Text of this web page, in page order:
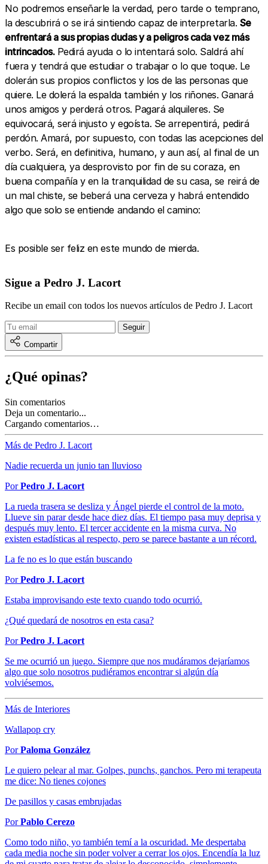
No podremos enseñarle la verdad, pero tarde o temprano,
la descubrirá o se irá sintiendo capaz de interpretarla. Se
enfrentará a sus propias dudas y a peligros cada vez más
intrincados.Pedirá ayuda o lo intentará solo. Saldrá ahí
fuera y tendrá que estudiar o trabajar o lo que toque. Le
dolerán sus propios conflictos y los de las personas que
quiere. Le dolerá la espalda también y los riñones. Ganará
unos amigos y perderá otros. Pagará alquileres. Se
equivocará, será injusto y egoísta. Se arrepentirá, pedirá
perdón. Amará, por supuesto, con todas las acepciones del
verbo. Será, en definitiva, humano, y aun así, al final de un
día cualquiera, ya desprovisto por fin de su coraza, en
buena compañía y en la tranquilidad de su casa, se reirá de
un mal chiste, se beberá una cerveza y habrá entendido
algo que solo se entiende andando el camino:
Es posible ser feliz en este mundo de mierda.
Sigue a Pedro J. Lacort
Recibe un email con todos los nuevos artículos de Pedro J. Lacort
Compartir
¿Qué opinas?
Sin comentarios
Deja un comentario...
Cargando comentarios…
Más de Pedro J. Lacort
Nadie recuerda un junio tan lluvioso
PorPedro J. Lacort
La rueda trasera se desliza y Ángel pierde el control de la moto.
Llueve sin parar desde hace diez días. El tiempo pasa muy deprisa y
después muy lento. El tercer accidente en la misma curva. No
existen estadísticas al respecto, pero se parece bastante a un récord.
La fe no es lo que están buscando
PorPedro J. Lacort
Estaba improvisando este texto cuando todo ocurrió.
¿Qué quedará de nosotros en esta casa?
PorPedro J. Lacort
Se me ocurrió un juego. Siempre que nos mudáramos dejaríamos
algo que solo nosotros pudiéramos encontrar si algún día
volviésemos.
Más de Interiores
Wallapop cry
PorPaloma González
Le quiero pelear al mar. Golpes, punchs, ganchos. Pero mi terapeuta
me dice: No tienes cojones
De pasillos y casas embrujadas
PorPablo Cerezo
Como todo niño, yo también temí a la oscuridad. Me despertaba
cada media noche sin poder volver a cerrar los ojos. Encendía la luz